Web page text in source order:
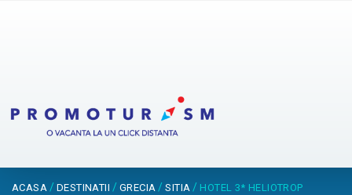
ACASA / DESTINATII / GRECIA /SITIA / HOTEL 3* HELIOTROP